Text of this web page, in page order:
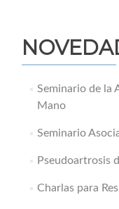
Seminario de la
Mano
Seminario
Pseudoartrosis
Charlas para